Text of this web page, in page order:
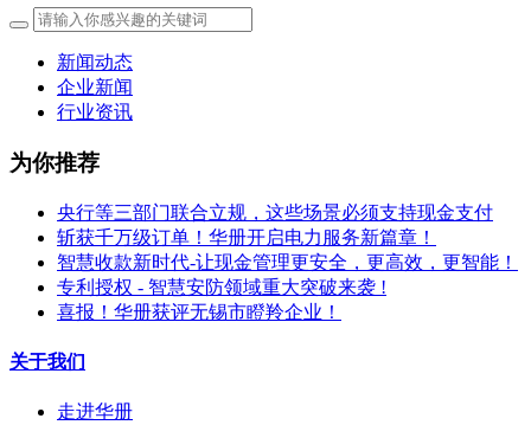
新闻动态
企业新闻
行业资讯
为你推荐
央行等三部门联合立规，这些场景必须支持现金支付
斩获千万级订单！华册开启电力服务新篇章！
智慧收款新时代-让现金管理更安全，更高效，更智能！
专利授权 - 智慧安防领域重大突破来袭 !
喜报！华册获评无锡市瞪羚企业！
关于我们
走进华册